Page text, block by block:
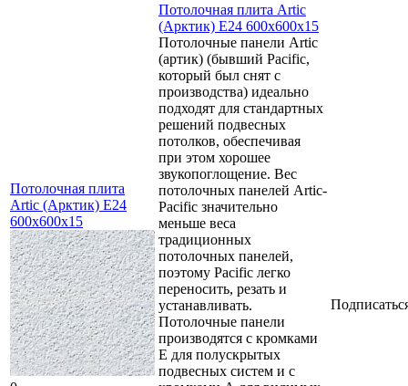
Потолочная плита
Artic (Арктик) E24
600x600x15
Потолочная плита Artic
(Арктик) E24 600x600x15
Потолочные панели Artic
(артик) (бывший Pacific,
который был снят с
производства) идеально
подходят для стандартных
решений подвесных
потолков, обеспечивая
при этом хорошее
звукопоглощение. Вес
потолочных панелей Artic-
Pacific значительно
меньше веса
традиционных
потолочных панелей,
поэтому Pacific легко
переносить, резать и
устанавливать.
Потолочные панели
производятся с кромками
Е для полускрытых
подвесных систем и с